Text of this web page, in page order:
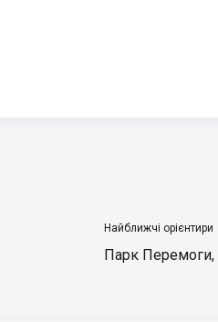
Найближчі орієнтири
Парк Перемоги,